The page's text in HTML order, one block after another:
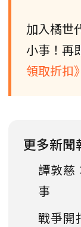
加入橘世
小事！再
領取折扣
更多新聞
譚敦慈
事
戰爭開